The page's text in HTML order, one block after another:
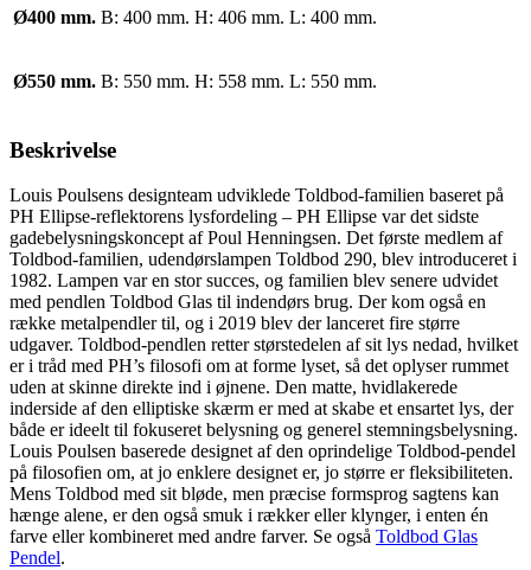
Ø400 mm. B: 400 mm. H: 406 mm. L: 400 mm.
Ø550 mm. B: 550 mm. H: 558 mm. L: 550 mm.
Beskrivelse
Louis Poulsens designteam udviklede Toldbod-familien baseret på
PH Ellipse-reflektorens lysfordeling – PH Ellipse var det sidste
gadebelysningskoncept af Poul Henningsen. Det første medlem af
Toldbod-familien, udendørslampen Toldbod 290, blev introduceret i
1982. Lampen var en stor succes, og familien blev senere udvidet
med pendlen Toldbod Glas til indendørs brug. Der kom også en
række metalpendler til, og i 2019 blev der lanceret fire større
udgaver. Toldbod-pendlen retter størstedelen af sit lys nedad, hvilket
er i tråd med PH’s filosofi om at forme lyset, så det oplyser rummet
uden at skinne direkte ind i øjnene. Den matte, hvidlakerede
inderside af den elliptiske skærm er med at skabe et ensartet lys, der
både er ideelt til fokuseret belysning og generel stemningsbelysning.
Louis Poulsen baserede designet af den oprindelige Toldbod-pendel
på filosofien om, at jo enklere designet er, jo større er fleksibiliteten.
Mens Toldbod med sit bløde, men præcise formsprog sagtens kan
hænge alene, er den også smuk i rækker eller klynger, i enten én
farve eller kombineret med andre farver. Se også Toldbod Glas
Pendel.